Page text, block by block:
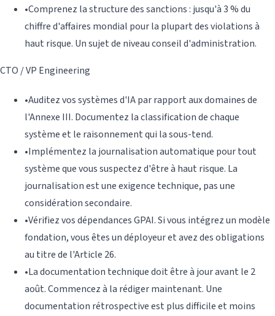
•Comprenez la structure des sanctions : jusqu'à 3 % du
chiffre d'affaires mondial pour la plupart des violations à
haut risque. Un sujet de niveau conseil d'administration.
CTO / VP Engineering
•Auditez vos systèmes d'IA par rapport aux domaines de
l'Annexe III. Documentez la classification de chaque
système et le raisonnement qui la sous-tend.
•Implémentez la journalisation automatique pour tout
système que vous suspectez d'être à haut risque. La
journalisation est une exigence technique, pas une
considération secondaire.
•Vérifiez vos dépendances GPAI. Si vous intégrez un modèle
fondation, vous êtes un déployeur et avez des obligations
au titre de l'Article 26.
•La documentation technique doit être à jour avant le 2
août. Commencez à la rédiger maintenant. Une
documentation rétrospective est plus difficile et moins